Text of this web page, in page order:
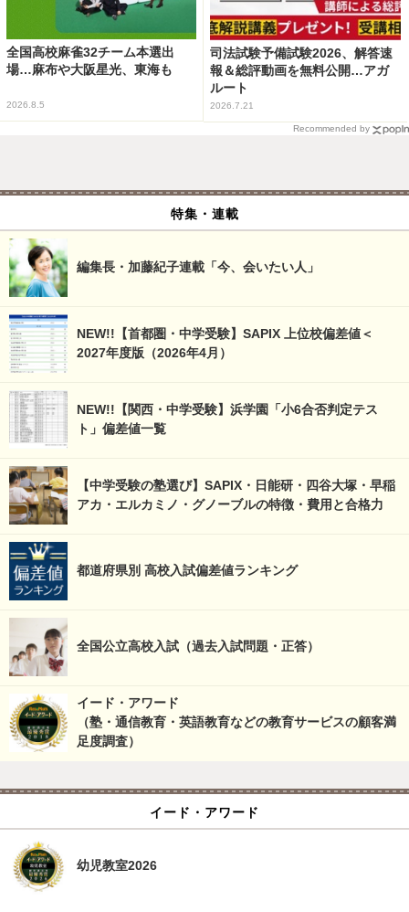
全国高校麻雀32チーム本選出
場…麻布や大阪星光、東海も
2026.8.5
司法試験予備試験2026、解答速
報＆総評動画を無料公開…アガ
ルート
2026.7.21
Recommended by
特集・連載
編集長・加藤紀子連載「今、会いたい人」
NEW!!【首都圏・中学受験】SAPIX 上位校偏差値＜
2027年度版（2026年4月）
NEW!!【関西・中学受験】浜学園「小6合否判定テス
ト」偏差値一覧
【中学受験の塾選び】SAPIX・日能研・四谷大塚・早稲
アカ・エルカミノ・グノーブルの特徴・費用と合格力
都道府県別 高校入試偏差値ランキング
全国公立高校入試（過去入試問題・正答）
イード・アワード
（塾・通信教育・英語教育などの教育サービスの顧客満
足度調査）
イード・アワード
幼児教室2026